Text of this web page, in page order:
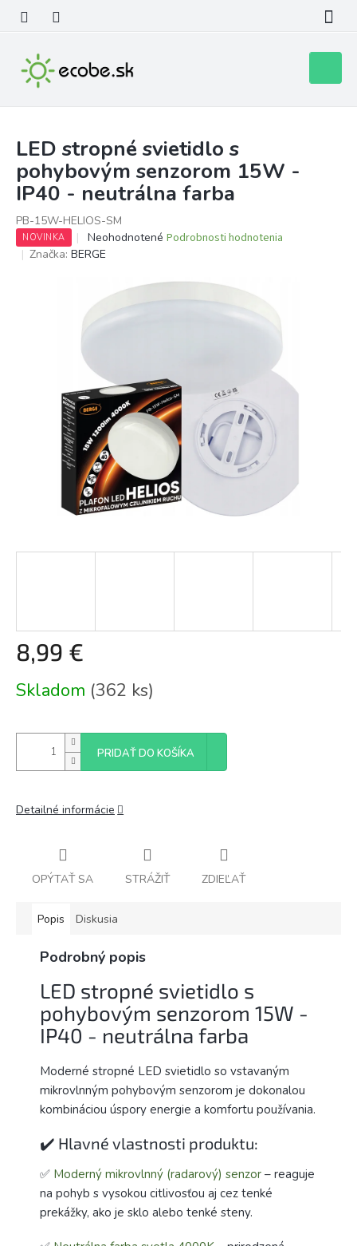
obsah
košík
LED stropné svietidlo s
pohybovým senzorom 15W -
IP40 - neutrálna farba
PB-15W-HELIOS-SM
NOVINKA
Priemerné
hodnotenie
0,0
z
Neohodnotené Podrobnosti hodnotenia
Značka: BERGE
8,99 €
cena:
Skladom (362 ks)
PRIDAŤ DO KOŠÍKA
Detailné informácie
OPÝTAŤ SA STRÁŽIŤ ZDIEĽAŤ
Popis Diskusia
Podrobný popis
LED stropné svietidlo s
pohybovým senzorom 15W -
IP40 - neutrálna farba
Moderné stropné LED svietidlo so vstavaným
mikrovlnným pohybovým senzorom je dokonalou
kombináciou úspory energie a komfortu používania.
✔️ Hlavné vlastnosti produktu:
✅ Moderný mikrovlnný (radarový) senzor – reaguje
na pohyb s vysokou citlivosťou aj cez tenké
prekážky, ako je sklo alebo tenké steny.